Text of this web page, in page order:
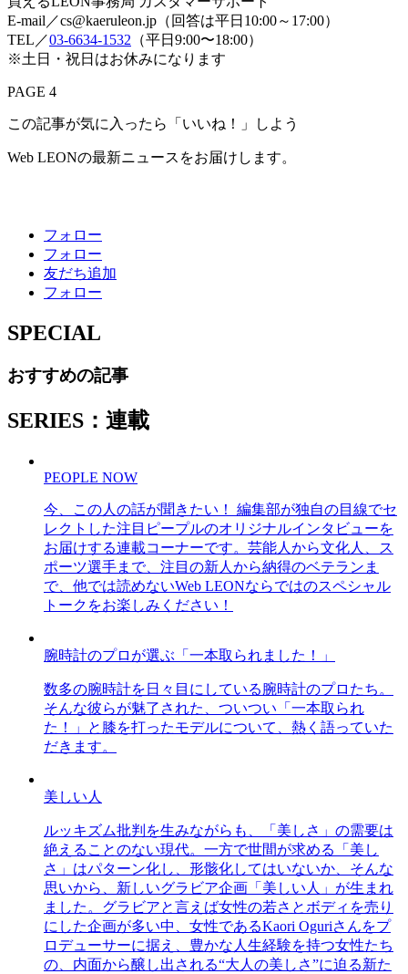
E-mail／cs@kaeruleon.jp（回答は平日10:00～17:00）
TEL／03-6634-1532 （平日9:00〜18:00）
※土日・祝日はお休みになります
PAGE 4
この記事が気に入ったら「いいね！」しよう
Web LEONの最新ニュースをお届けします。
フォロー
フォロー
友だち追加
フォロー
SPECIAL
おすすめの記事
SERIES：連載
PEOPLE NOW
今、この人の話が聞きたい！ 編集部が独自の目線でセ
レクトした注目ピープルのオリジナルインタビューを
お届けする連載コーナーです。芸能人から文化人、ス
ポーツ選手まで、注目の新人から納得のベテランま
で、他では読めないWeb LEONならではのスペシャル
トークをお楽しみください！
腕時計のプロが選ぶ「一本取られました！」
数多の腕時計を日々目にしている腕時計のプロたち。
そんな彼らが魅了された、ついつい「一本取られ
た！」と膝を打ったモデルについて、熱く語っていた
だきます。
美しい人
ルッキズム批判を生みながらも、「美しさ」の需要は
絶えることのない現代。一方で世間が求める「美し
さ」はパターン化し、形骸化してはいないか、そんな
思いから、新しいグラビア企画「美しい人」が生まれ
ました。グラビアと言えば女性の若さとボディを売り
にした企画が多い中、女性であるKaori Oguriさんをプ
ロデューサーに据え、豊かな人生経験を持つ女性たち
の、内面から醸し出される“大人の美しさ”に迫る新た